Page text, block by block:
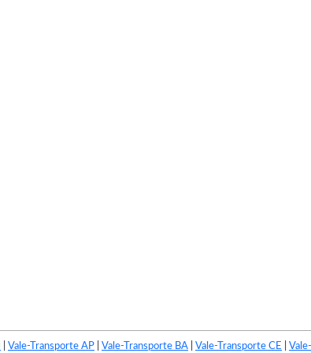
Vale-Transporte AP Vale-Transporte BA Vale-Transporte CE